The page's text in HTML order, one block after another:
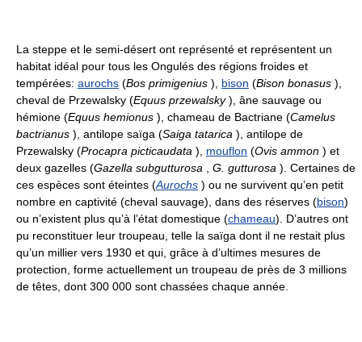
La steppe et le semi-désert ont représenté et représentent un
habitat idéal pour tous les Ongulés des régions froides et
tempérées: aurochs (Bos primigenius ), bison (Bison bonasus ),
cheval de Przewalsky (Equus przewalsky), âne sauvage ou
hémione (Equus hemionus ), chameau de Bactriane (Camelus
bactrianus ), antilope saïga (Saiga tatarica ), antilope de
Przewalsky (Procapra picticaudata ), mouflon (Ovis ammon ) et
deux gazelles (Gazella subgutturosa G. gutturosa ). Certaines de
ces espèces sont éteintes (Aurochs ) ou ne survivent qu’en petit
nombre en captivité (cheval sauvage), dans des réserves (bison)
ou n’existent plus qu’à l’état domestique (chameau). D’autres ont
pu reconstituer leur troupeau, telle la saïga dont il ne restait plus
qu’un millier vers 1930 et qui, grâce à d’ultimes mesures de
protection, forme actuellement un troupeau de près de 3 millions
de têtes, dont 300 000 sont chassées chaque année.